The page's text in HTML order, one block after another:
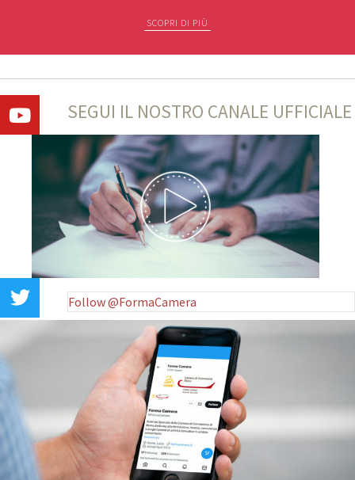
SCOPRI DI PIÙ
SEGUI IL NOSTRO CANALE UFFICIALE
Follow @FormaCamera